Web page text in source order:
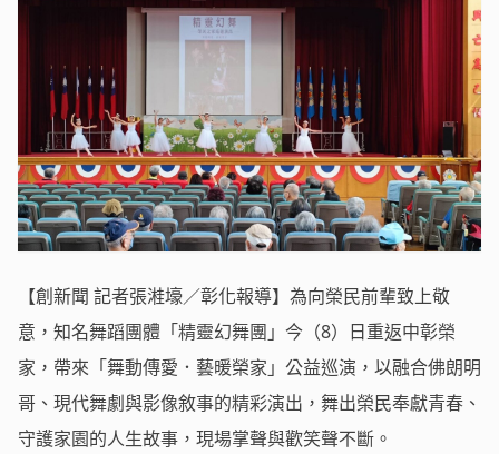
【創新聞 記者張溎壕／彰化報導】為向榮民前輩致上敬
意，知名舞蹈團體「精靈幻舞團」今（8）日重返中彰榮
家，帶來「舞動傳愛．藝暖榮家」公益巡演，以融合佛朗明
哥、現代舞劇與影像敘事的精彩演出，舞出榮民奉獻青春、
守護家園的人生故事，現場掌聲與歡笑聲不斷。